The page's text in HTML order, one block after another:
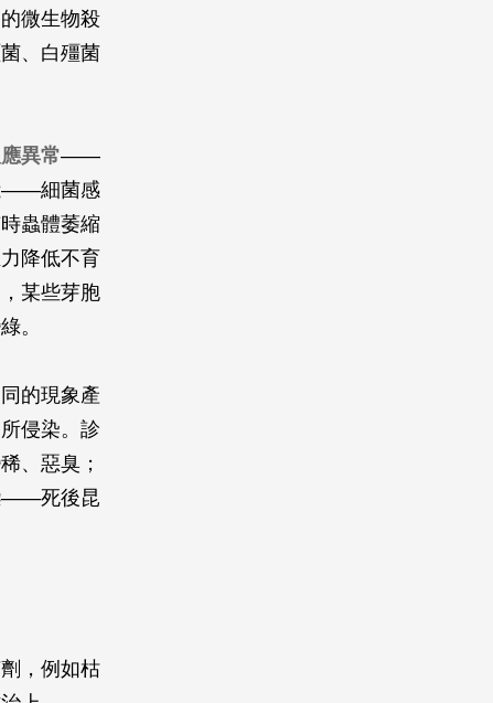
微生物殺
、白殭菌
異常——
——細菌感
蟲體萎縮
降低不育
某些芽胞
。
的現象產
侵染。診
、惡臭；
——死後昆
，例如枯